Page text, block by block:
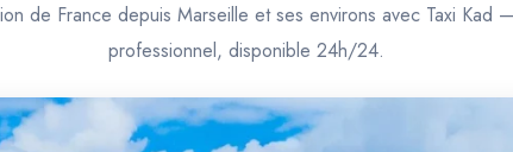
de France depuis Marseille et ses environs avec Taxi
professionnel, disponible 24h/24.